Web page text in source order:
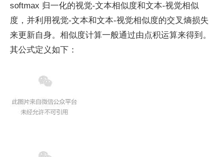
softmax 归一化的视觉-文本相似度和文本-视觉相似
度，并利用视觉-文本和文本-视觉相似度的交叉熵损失
来更新自身。相似度计算一般通过由点积运算来得到。
其公式定义如下：